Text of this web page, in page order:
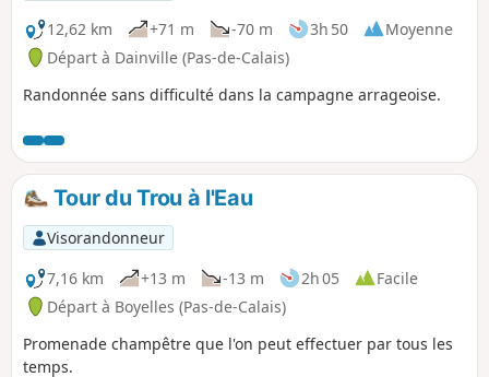
12,62 km
+71 m -70 m 3h 50
Moyenne
Départ à Dainville (Pas-de-Calais)
Randonnée sans difficulté dans la campagne arrageoise.
Tour du Trou à l'Eau
Visorandonneur
7,16 km
+13 m -13 m 2h 05
Facile
Départ à Boyelles (Pas-de-Calais)
Promenade champêtre que l'on peut effectuer par tous les
temps.